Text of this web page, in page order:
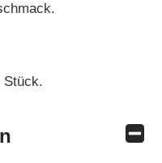
Stück.